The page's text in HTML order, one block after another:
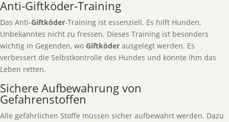
Anti-Giftköder-Training
Das Anti-Giftköder-Training ist essenziell. Es hilft Hunden,
Unbekanntes nicht zu fressen. Dieses Training ist besonders
wichtig in Gegenden, wo Giftköder ausgelegt werden. Es
verbessert die Selbstkontrolle des Hundes und könnte ihm das
Leben retten.
Sichere Aufbewahrung von
Gefahrenstoffen
Alle gefährlichen Stoffe müssen sicher aufbewahrt werden. Dazu